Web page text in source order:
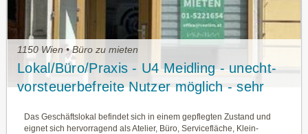
1150 Wien • Büro zu mieten
Lokal/Büro/Praxis - U4 Meidling - unecht-
vorsteuerbefreite Nutzer möglich - sehr
Das Geschäftslokal befindet sich in einem gepflegten Zustand und
eignet sich hervorragend als Atelier, Büro, Servicefläche, Klein-